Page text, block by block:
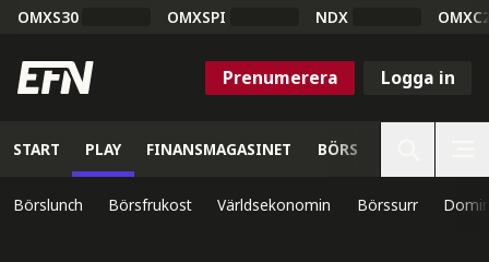
OMXS30 OMXSPI NDX
Prenumerera Logga in
START PLAY FINANSMAGASINET BÖRS
Börslunch Börsfrukost Världsekonomin Börssurr